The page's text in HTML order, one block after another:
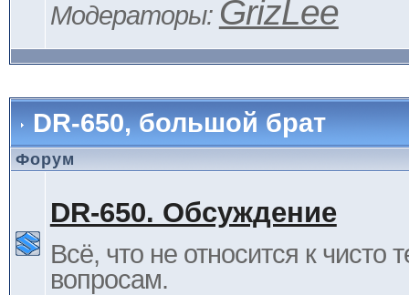
Модераторы: GrizLee
DR-650, большой брат
Форум
DR-650. Обсуждение
Всё, что не относится к чисто
вопросам.